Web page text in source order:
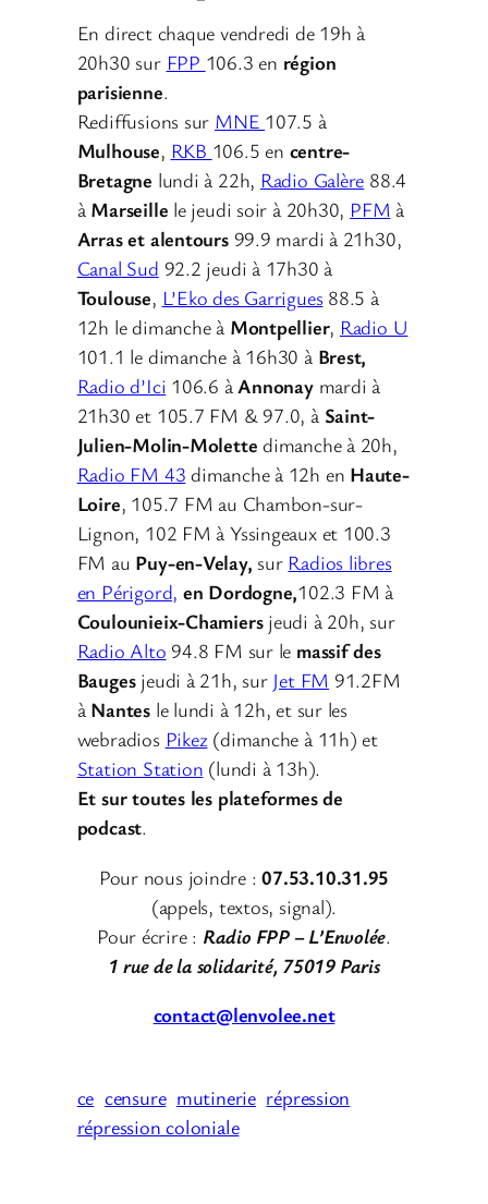
En direct chaque vendredi de 19h à
20h30 sur FPP 106.3 en région
parisienne.
Rediffusions sur MNE 107.5 à
Mulhouse, RKB 106.5 en centre-
Bretagne lundi à 22h, Radio Galère 88.4
à Marseille le jeudi soir à 20h30, PFM à
Arras et alentours99.9 mardi à 21h30,
Canal Sud 92.2 jeudi à 17h30 à
Toulouse, L’Eko des Garrigues88.5 à
12h le dimanche à Montpellier, Radio U
101.1 le dimanche à 16h30 à Brest,
Radio d’Ici 106.6 àAnnonay mardi à
21h30 et 105.7 FM & 97.0, à Saint-
Julien-Molin-Molette dimanche à 20h,
Radio FM 43 dimanche à 12h en Haute-
Loire, 105.7 FM au Chambon-sur-
Lignon, 102 FM à Yssingeaux et 100.3
FM au Puy-en-Velay, sur Radios libres
en Périgord, en Dordogne,102.3 FM à
Coulounieix-Chamiers jeudi à 20h, sur
Radio Alto 94.8 FM sur le massif des
Bauges jeudi à 21h, sur Jet FM 91.2FM
à Nantesle lundi à 12h, et sur les
webradios Pikez(dimanche à 11h) et
Station Station (lundi à 13h).
Et sur toutes les plateformes de
podcast.
Pour nous joindre : 07.53.10.31.95
(appels, textos, signal).
Pour écrire : Radio FPP – L’Envolée.
1 rue de la solidarité, 75019 Paris
contact@lenvolee.net
ce censure mutinerie répression
répression coloniale